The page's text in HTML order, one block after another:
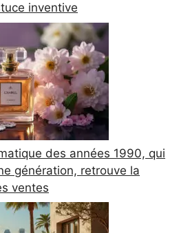
inventive
des années 1990, qui
génération, retrouve la
ventes